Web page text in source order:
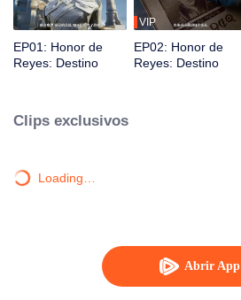
Abrir App
EP01: Honor de
Reyes: Destino
VIP
EP02: Honor de
Reyes: Destino
Clips exclusivos
Loading…